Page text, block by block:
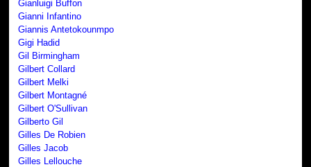
Gianluigi Buffon
Gianni Infantino
Giannis Antetokounmpo
Gigi Hadid
Gil Birmingham
Gilbert Collard
Gilbert Melki
Gilbert Montagné
Gilbert O'Sullivan
Gilberto Gil
Gilles De Robien
Gilles Jacob
Gilles Lellouche